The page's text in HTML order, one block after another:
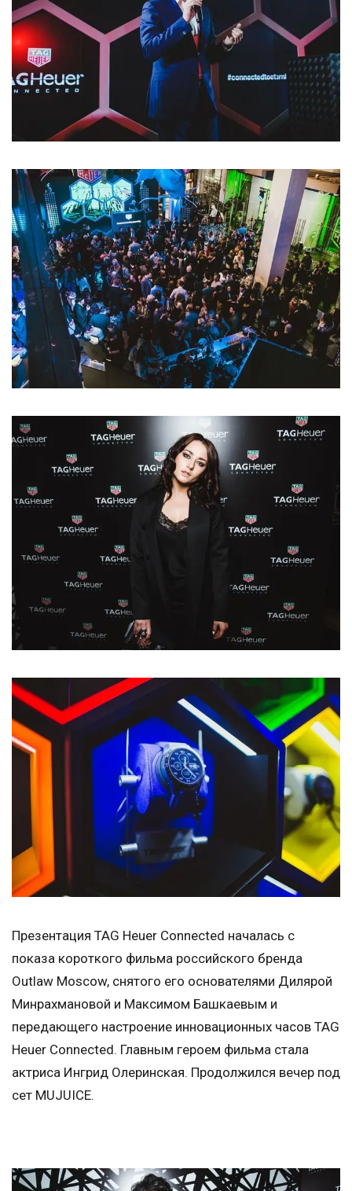
Презентация TAG Heuer Connected началась с
показа короткого фильма российского бренда
Outlaw Moscow, снятого его основателями Дилярой
Минрахмановой и Максимом Башкаевым и
передающего настроение инновационных часов TAG
Heuer Connected. Главным героем фильма стала
актриса Ингрид Олеринская. Продолжился вечер под
сет MUJUICE.